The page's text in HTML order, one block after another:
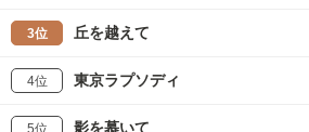
3位 丘を越えて
4位 東京ラプソディ
影を慕いて